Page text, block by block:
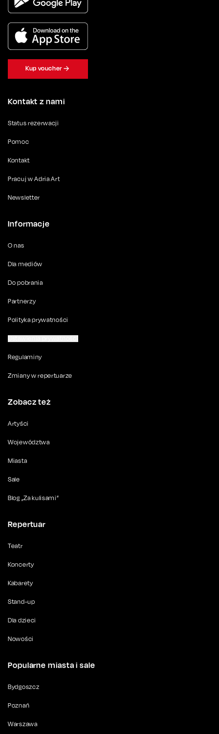
Kontakt z nami
Status rezerwacji
Pomoc
Kontakt
Pracuj w Adria Art
Newsletter
Informacje
O nas
Dla mediów
Do pobrania
Partnerzy
Polityka prywatności
Regulaminy
Zmiany w repertuarze
Zobacz też
Artyści
Województwa
Miasta
Sale
Blog „Za kulisami”
Repertuar
Teatr
Koncerty
Kabarety
Stand-up
Dla dzieci
Nowości
Popularne miasta i sale
Bydgoszcz
Poznań
Warszawa
Kup voucher